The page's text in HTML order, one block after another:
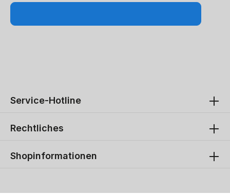
Service-Hotline
Rechtliches
Shopinformationen